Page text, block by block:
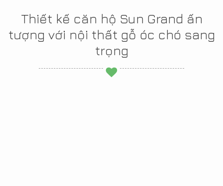
Thiết kế căn hộ Sun Grand ấn
tượng với nội thất gỗ óc chó sang
trọng